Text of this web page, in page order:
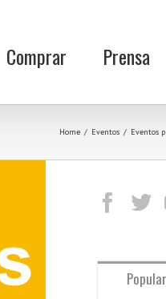
Comprar Prensa
Home / Eventos / Eventos
Popular